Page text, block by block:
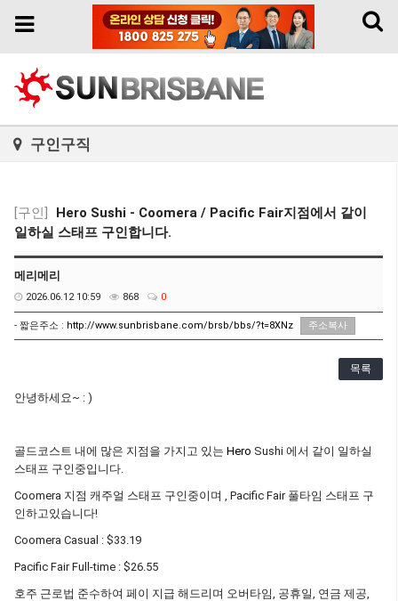
Toggle
Toggle
구인구직
[구인]
Hero Sushi - Coomera / Pacific Fair지점에서 같이
일하실 스태프 구인합니다.
메리메리
2026.06.12 10:59 868 0
- 짧은주소 : http://www.sunbrisbane.com/brsb/bbs/?t=8XNz 주소복사
목록
안녕하세요~ : )
골드코스트 내에 많은 지점을 가지고 있는 Hero Sushi 에서 같이 일하실
스태프 구인중입니다.
Coomera 지점 캐주얼 스태프 구인중이며 , Pacific Fair 풀타임 스태프 구
인하고있습니다!
Coomera Casual : $33.19
Pacific Fair Full-time : $26.55
호주 근로법 준수하여 페이 지급 해드리며 오버타임, 공휴일, 연금 제공,